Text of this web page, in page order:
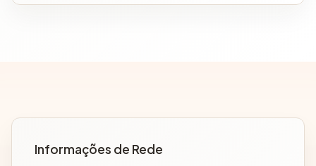
Informações de Rede